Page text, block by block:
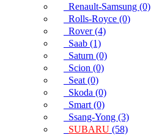
Renault-Samsung (0)
Rolls-Royce (0)
Rover (4)
Saab (1)
Saturn (0)
Scion (0)
Seat (0)
Skoda (0)
Smart (0)
Ssang-Yong (3)
SUBARU (58)